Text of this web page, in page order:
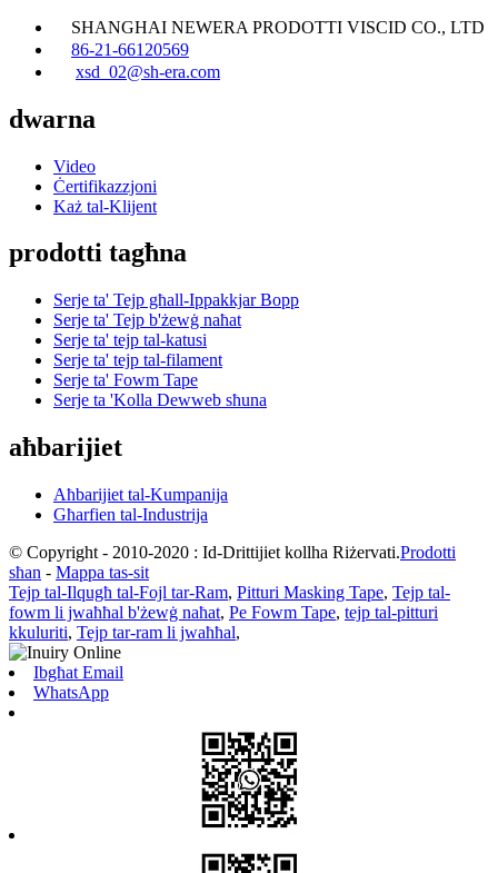
SHANGHAI NEWERA PRODOTTI VISCID CO., LTD
86-21-66120569
xsd_02@sh-era.com
dwarna
Video
Ċertifikazzjoni
Każ tal-Klijent
prodotti tagħna
Serje ta' Tejp għall-Ippakkjar Bopp
Serje ta' Tejp b'żewġ naħat
Serje ta' tejp tal-katusi
Serje ta' tejp tal-filament
Serje ta' Fowm Tape
Serje ta 'Kolla Dewweb sħuna
aħbarijiet
Aħbarijiet tal-Kumpanija
Għarfien tal-Industrija
© Copyright - 2010-2020 : Id-Drittijiet kollha Riżervati.Prodotti
sħan - Mappa tas-sit
Tejp tal-Ilqugħ tal-Fojl tar-Ram, Pitturi Masking Tape, Tejp tal-
fowm li jwaħħal b'żewġ naħat, Pe Fowm Tape, tejp tal-pitturi
kkuluriti, Tejp tar-ram li jwaħħal,
Ibgħat Email
WhatsApp